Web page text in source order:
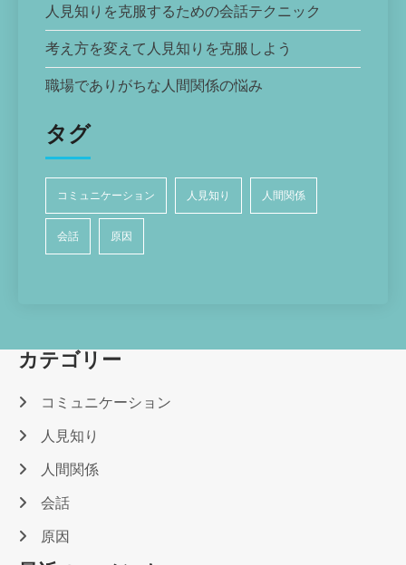
人見知りを克服するための会話テクニック
考え方を変えて人見知りを克服しよう
職場でありがちな人間関係の悩み
タグ
コミュニケーション 人見知り 人間関係
会話 原因
カテゴリー
コミュニケーション
人見知り
人間関係
会話
原因